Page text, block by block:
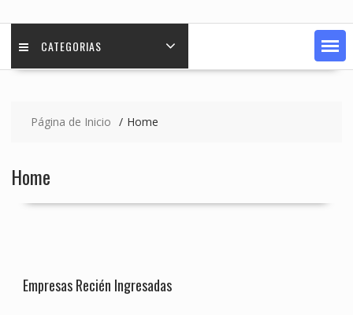
CATEGORIAS
Página de Inicio Home
Home
Empresas Recién Ingresadas